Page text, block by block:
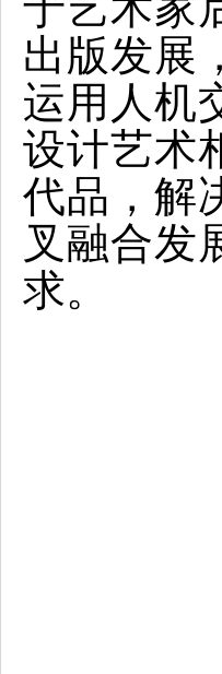
出版发展
运用人机
设计艺术
代品，解
叉融合发
求。